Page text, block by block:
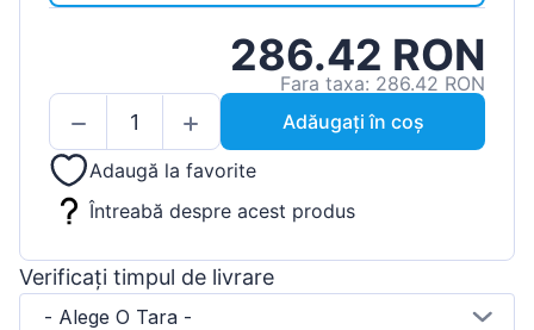
286.42 RON
Fara taxa: 286.42 RON
Adăugați în coș
Adaugă la favorite
Întreabă despre acest produs
Verificați timpul de livrare
- Alege O Tara -